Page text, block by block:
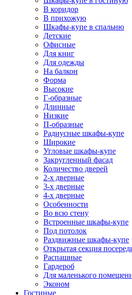
В коридор
В прихожую
Шкафы-купе в спальню
Детские
Офисные
Для книг
Для одежды
На балкон
Форма
Высокие
Г-образные
Длинные
Низкие
П-образные
Радиусные шкафы-купе
Широкие
Угловые шкафы-купе
Закругленный фасад
Количество дверей
2-х дверные
3-х дверные
4-х дверные
Особенности
Во всю стену
Встроенные шкафы-купе
Под потолок
Раздвижные шкафы-купе
Открытая секция
Распашные
Гардероб
Для маленького
Эконом
Гостиные